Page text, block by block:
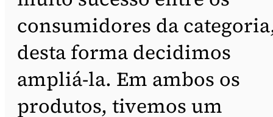
consumidores da
desta forma decidimos
ampliá-la. Em ambos os
produtos, tivemos um